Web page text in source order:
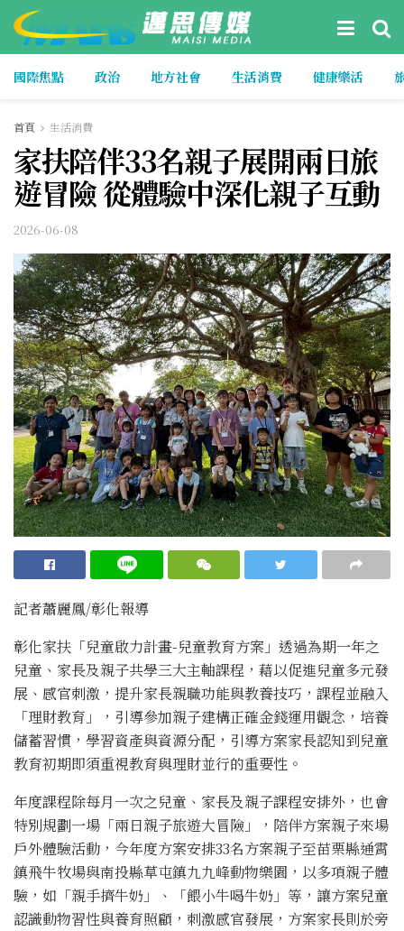
國際焦點 政治 地方社會 生活消費 健康樂活
首頁 生活消費
家扶陪伴33名親子展開兩日旅
遊冒險 從體驗中深化親子互動
2026-06-08
記者蕭麗鳳/彰化報導
彰化家扶「兒童啟力計畫-兒童教育方案」透過為期一年之
兒童、家長及親子共學三大主軸課程，藉以促進兒童多元發
展、感官刺激，提升家長親職功能與教養技巧，課程並融入
「理財教育」，引導參加親子建構正確金錢運用觀念，培養
儲蓄習慣，學習資產與資源分配，引導方案家長認知到兒童
教育初期即須重視教育與理財並行的重要性。
年度課程除每月一次之兒童、家長及親子課程安排外，也會
特別規劃一場「兩日親子旅遊大冒險」，陪伴方案親子來場
戶外體驗活動，今年度方案安排33名方案親子至苗栗縣通霄
鎮飛牛牧場與南投縣草屯鎮九九峰動物樂園，以多項親子體
驗，如「親手擠牛奶」、「餵小牛喝牛奶」等，讓方案兒童
認識動物習性與養育照顧，刺激感官發展，方案家長則於旁